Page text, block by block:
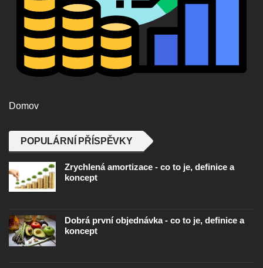
Domov
POPULÁRNÍ PŘÍSPĚVKY
Zrychlená amortizace - co to je, definice a
koncept
Dobrá první objednávka - co to je, definice a
koncept